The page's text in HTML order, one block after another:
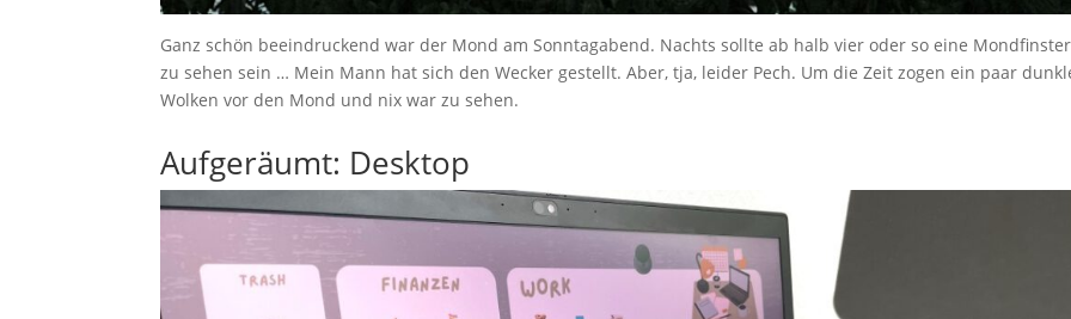
Ganz schön beeindruckend war der Mond am Sonntagabend. Nachts sollte ab halb vier oder so eine
zu sehen sein … Mein Mann hat sich den Wecker gestellt. Aber, tja, leider Pech. Um die Zeit zogen ein paar
Wolken vor den Mond und nix war zu sehen.
Aufgeräumt: Desktop